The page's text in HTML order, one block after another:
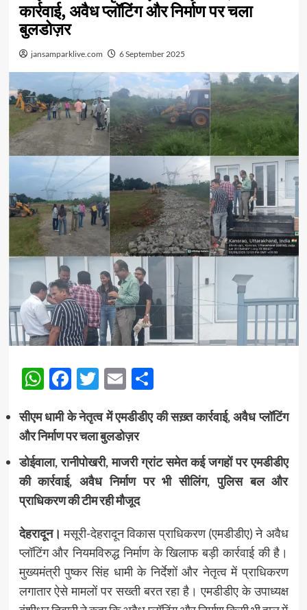
कार्रवाई, अवैध प्लॉटिंग और निर्माण पर चला
बुलडोज़र
jansamparklive.com 6 September 2025
WhatsApp
Facebook
Twitter
EmailShare
सीएम धामी के नेतृत्व में एमडीडीए की सख़्त कार्रवाई, अवैध प्लॉटिंग
और निर्माण पर चला बुलडोज़र
डोईवाला, रानीपोखरी, माजरी ग्रांट समेत कई जगहों पर एमडीडीए
की कार्रवाई, अवैध निर्माण पर भी सीलिंग, पुलिस बल और
प्राधिकरण की टीम रही मौजूद
देहरादून। मसूरी-देहरादून विकास प्राधिकरण (एमडीडीए) ने अवैध
प्लॉटिंग और नियमविरुद्ध निर्माण के खिलाफ बड़ी कार्रवाई की है।
मुख्यमंत्री पुष्कर सिंह धामी के निर्देशों और नेतृत्व में प्राधिकरण
लगातार ऐसे मामलों पर सख्ती बरत रहा है। एमडीडीए के उपाध्यक्ष